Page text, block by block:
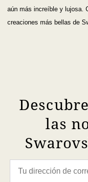
aún más increíble y lujosa.
creaciones más bellas de
las